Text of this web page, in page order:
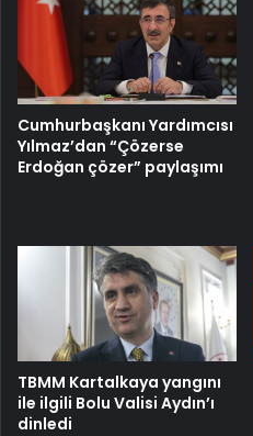
Cumhurbaşkanı Yardımcısı
Yılmaz’dan “Çözerse
Erdoğan çözer” paylaşımı
TBMM Kartalkaya yangını
ile ilgili Bolu Valisi Aydın’ı
dinledi